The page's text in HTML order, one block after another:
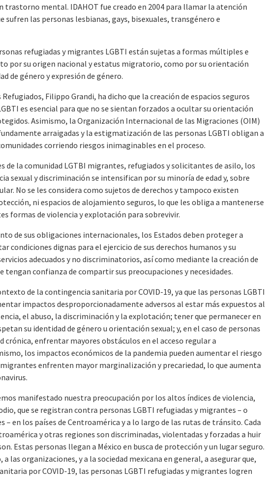
trastorno mental. IDAHOT fue creado en 2004 para llamar la atención
sufren las personas lesbianas, gays, bisexuales, transgénero e
refugiadas y migrantes LGBTI están sujetas a formas múltiples e
por su origen nacional y estatus migratorio, como por su orientación
de género y expresión de género.
Filippo Grandi, ha dicho que la creación de espacios seguros
es esencial para que no se sientan forzados a ocultar su orientación
Asimismo, la Organización Internacional de las Migraciones (OIM)
arraigadas y la estigmatización de las personas LGBTI obligan a
corriendo riesgos inimaginables en el proceso.
de la comunidad LGTBI migrantes, refugiados y solicitantes de asilo, los
sexual y discriminación se intensifican por su minoría de edad y, sobre
No se les considera como sujetos de derechos y tampoco existen
ni espacios de alojamiento seguros, lo que les obliga a mantenerse
formas de violencia y explotación para sobrevivir.
de sus obligaciones internacionales, los Estados deben proteger a
condiciones dignas para el ejercicio de sus derechos humanos y su
adecuados y no discriminatorios, así como mediante la creación de
tengan confianza de compartir sus preocupaciones y necesidades.
de la contingencia sanitaria por COVID-19, ya que las personas LGBTI
impactos desproporcionadamente adversos al estar más expuestos al
el abuso, la discriminación y la explotación; tener que permanecer en
su identidad de género u orientación sexual; y, en el caso de personas
crónica, enfrentar mayores obstáculos en el acceso regular a
los impactos económicos de la pandemia pueden aumentar el riesgo
migrantes enfrenten mayor marginalización y precariedad, lo que aumenta
manifestado nuestra preocupación por los altos índices de violencia,
que se registran contra personas LGBTI refugiadas y migrantes – o
en los países de Centroamérica y a lo largo de las rutas de tránsito. Cada
y otras regiones son discriminadas, violentadas y forzadas a huir
Estas personas llegan a México en busca de protección y un lugar seguro.
las organizaciones, y a la sociedad mexicana en general, a asegurar que,
por COVID-19, las personas LGBTI refugiadas y migrantes logren